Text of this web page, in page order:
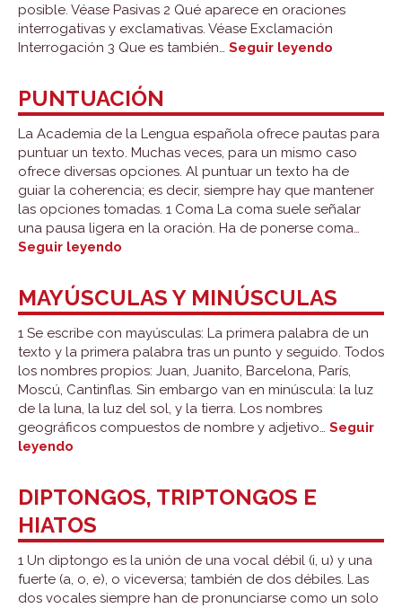
posible. Véase Pasivas 2 Qué aparece en oraciones
interrogativas y exclamativas. Véase Exclamación
Interrogación 3 Que es también… Seguir leyendo
PUNTUACIÓN
La Academia de la Lengua española ofrece pautas para
puntuar un texto. Muchas veces, para un mismo caso
ofrece diversas opciones. Al puntuar un texto ha de
guiar la coherencia; es decir, siempre hay que mantener
las opciones tomadas. 1 Coma La coma suele señalar
una pausa ligera en la oración. Ha de ponerse coma…
Seguir leyendo
MAYÚSCULAS Y MINÚSCULAS
1 Se escribe con mayúsculas: La primera palabra de un
texto y la primera palabra tras un punto y seguido. Todos
los nombres propios: Juan, Juanito, Barcelona, París,
Moscú, Cantinflas. Sin embargo van en minúscula: la luz
de la luna, la luz del sol, y la tierra. Los nombres
geográficos compuestos de nombre y adjetivo… Seguir
leyendo
DIPTONGOS, TRIPTONGOS E
HIATOS
1 Un diptongo es la unión de una vocal débil (i, u) y una
fuerte (a, o, e), o viceversa; también de dos débiles. Las
dos vocales siempre han de pronunciarse como un solo